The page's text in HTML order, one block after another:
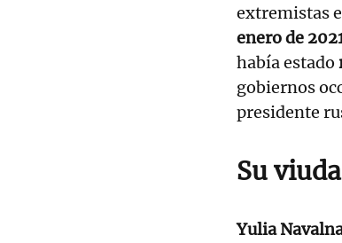
extremistas
enero de
había estado
gobiernos
presidente
Su
Yulia